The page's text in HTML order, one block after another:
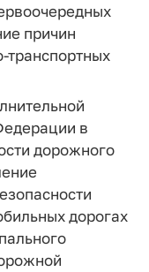
причин
в
дорожного
дорогах